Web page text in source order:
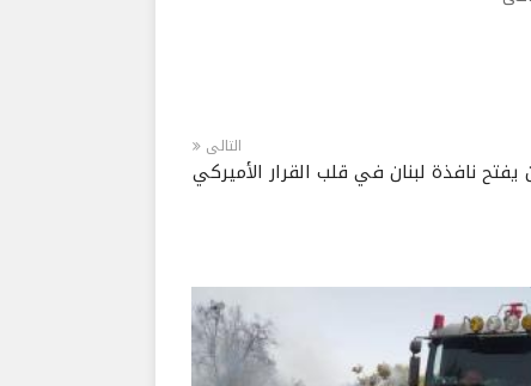
التالى
يفتح نافذة لبنان في قلب القرار الأميركي